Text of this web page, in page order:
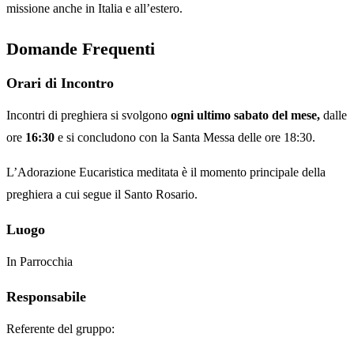
missione anche in Italia e all’estero.
Domande Frequenti
Orari di Incontro
Incontri di preghiera si svolgono ogni ultimo sabato del mese, dalle
ore 16:30 e si concludono con la Santa Messa delle ore 18:30.
L’Adorazione Eucaristica meditata è il momento principale della
preghiera a cui segue il Santo Rosario.
Luogo
In Parrocchia
Responsabile
Referente del gruppo: